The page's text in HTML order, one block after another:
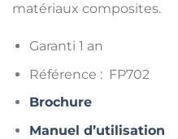
matériaux composites.
Garanti 1 an
Référence : FP702
Brochure
Manuel d’utilisation